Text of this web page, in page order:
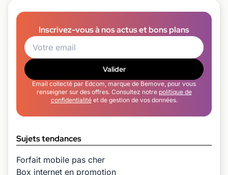
Inscrivez-vous à nos actus et bons plans
Valider
Email collecté par Edcom, marque de Bemove, pour vous
renseigner sur des offres. Consultez notre politique de
confidentialitéet de gestion de vos données.
Sujets tendances
Forfait mobile pas cher
Box internet en promotion